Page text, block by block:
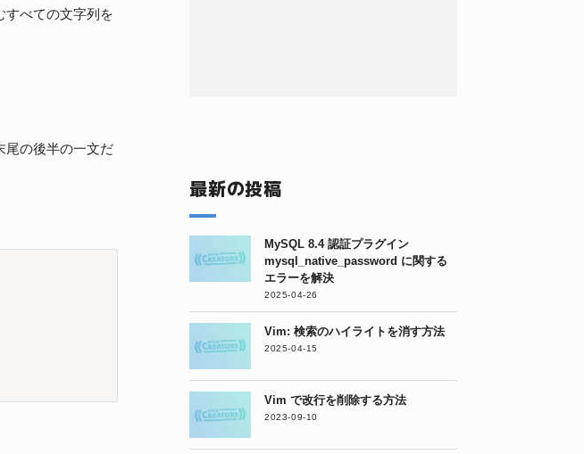
すべての文字列を
尾の後半の一文だ
最新の投稿
MySQL 8.4 認証プラグイン
mysql_native_password に関する
エラーを解決
2025-04-26
Vim: 検索のハイライトを消す方法
2025-04-15
Vim で改行を削除する方法
2023-09-10